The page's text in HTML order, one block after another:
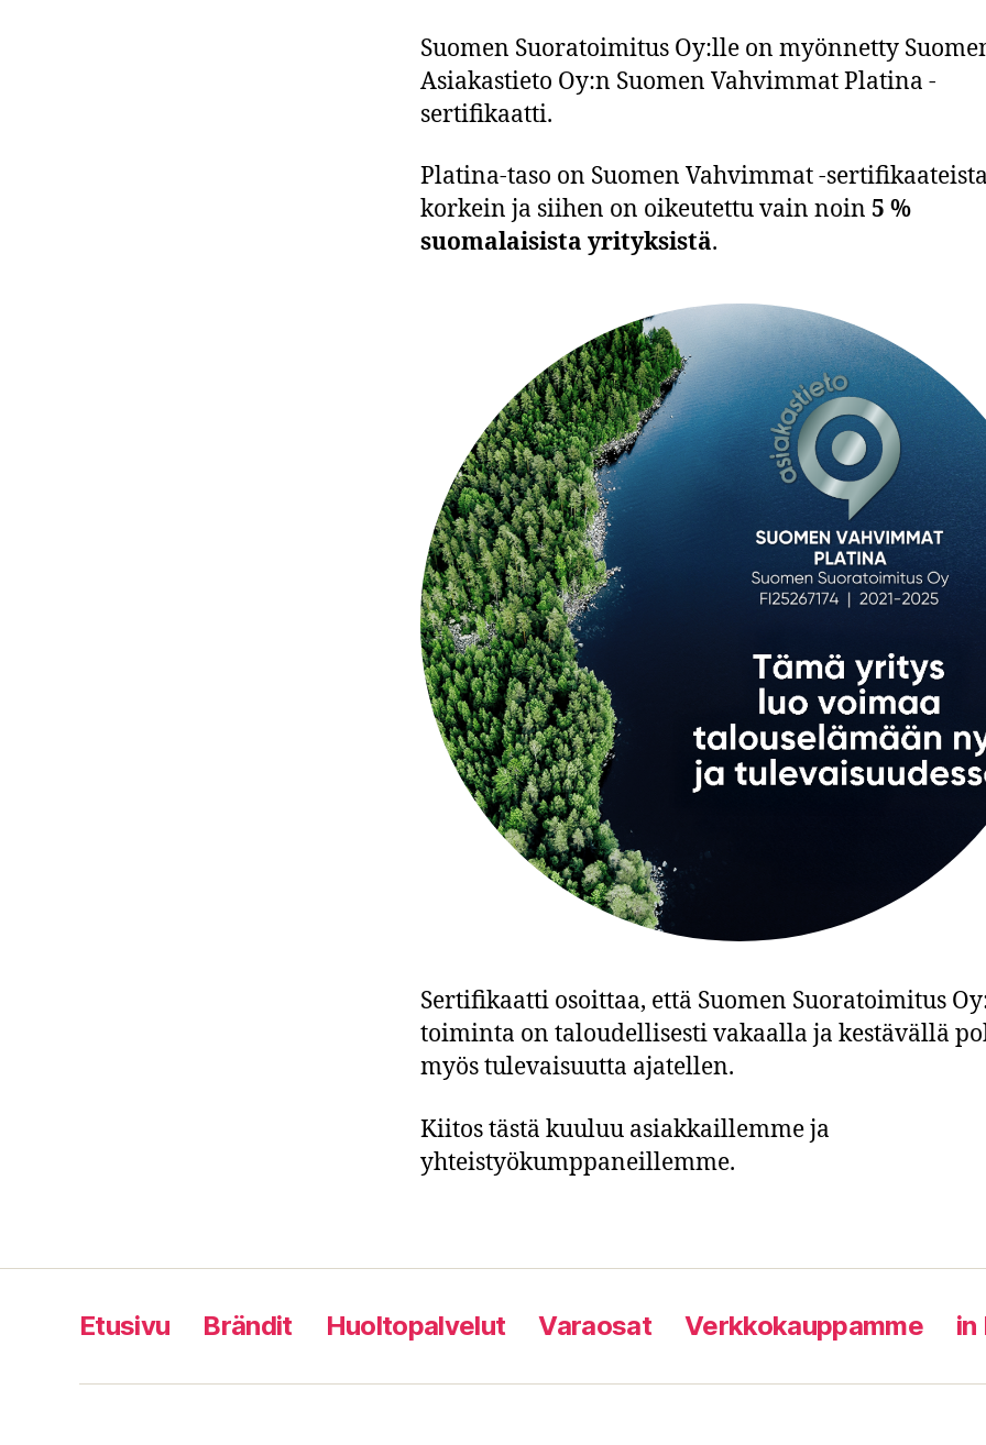
Suomen Suoratoimitus Oy:lle on myönnetty
Asiakastieto Oy:n Suomen Vahvimmat Platina -
sertifikaatti.
Platina-taso on Suomen Vahvimmat -
korkein ja siihen on oikeutettu vain noin 5 %
suomalaisista yrityksistä.
Sertifikaatti osoittaa, että Suomen Suoratoimitus
toiminta on taloudellisesti vakaalla ja kestävällä
myös tulevaisuutta ajatellen.
Kiitos tästä kuuluu asiakkaillemme ja
yhteistyökumppaneillemme.
Etusivu Brändit Huoltopalvelut Varaosat Verkkokauppamme in